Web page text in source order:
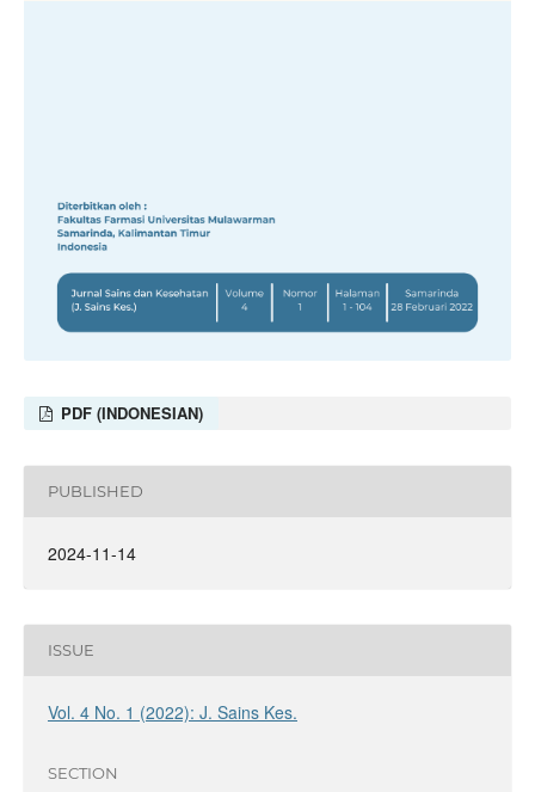
PDF (INDONESIAN)
PUBLISHED
2024-11-14
ISSUE
Vol. 4 No. 1 (2022): J. Sains Kes.
SECTION